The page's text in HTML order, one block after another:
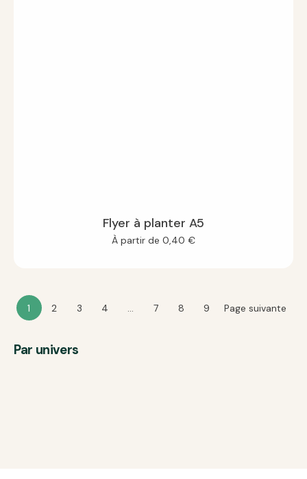
Flyer à planter A5
À partir de 0,40 €
1 2 3 4 7 8 9 Page suivante
Par univers